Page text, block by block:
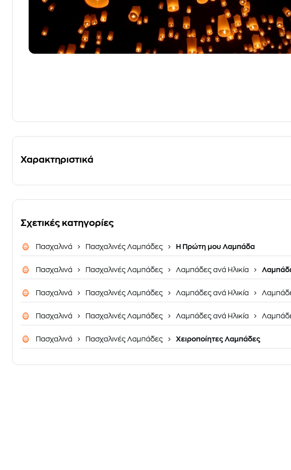
Χαρακτηριστικά
Σχετικές κατηγορίες
Πασχαλινά Πασχαλινές Λαμπάδες H Πρώτη μου Λαμπάδα
Πασχαλινά Πασχαλινές Λαμπάδες Λαμπάδες ανά Ηλικία
Πασχαλινά Πασχαλινές Λαμπάδες Λαμπάδες ανά Ηλικία
Πασχαλινά Πασχαλινές Λαμπάδες Λαμπάδες ανά Ηλικία
Πασχαλινά Πασχαλινές Λαμπάδες Χειροποίητες Λαμπάδες